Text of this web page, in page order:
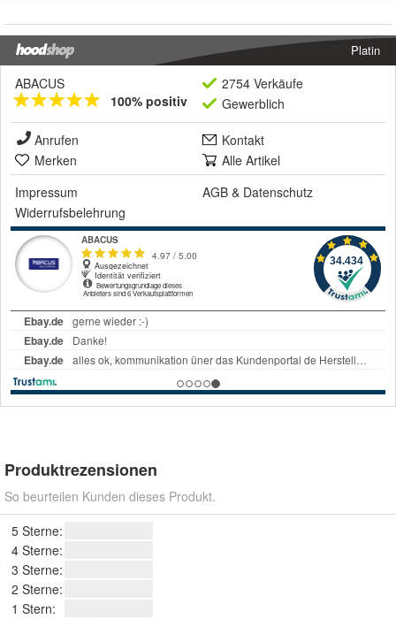
Platin
ABACUS
100% positiv
2754 Verkäufe
Gewerblich
Anrufen
Kontakt
Merken
Alle Artikel
Impressum
AGB & Datenschutz
Widerrufsbelehrung
Produktrezensionen
So beurteilen Kunden dieses Produkt.
5 Sterne:
4 Sterne:
3 Sterne:
2 Sterne:
1 Stern: